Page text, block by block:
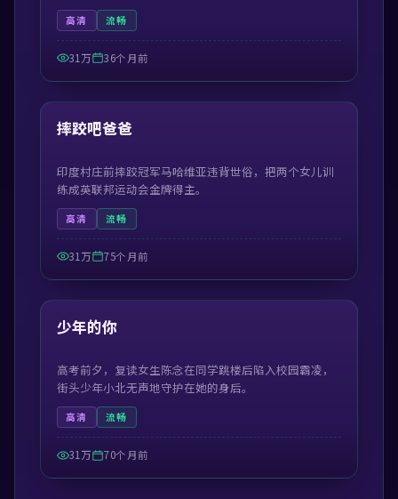
高清 流畅
31万 36个月前
热门
99:56
摔跤吧爸爸
印度村庄前摔跤冠军马哈维亚违背世俗，把两个女儿训
练成英联邦运动会金牌得主。
高清 流畅
31万 75个月前
热门
99:23
少年的你
高考前夕，复读女生陈念在同学跳楼后陷入校园霸凌，
街头少年小北无声地守护在她的身后。
高清 流畅
31万 70个月前